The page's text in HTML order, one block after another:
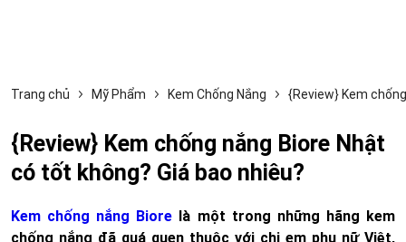
Trang chủ Mỹ Phẩm Kem Chống Nắng {Review} Kem
{Review} Kem chống nắng Biore Nhật
có tốt không? Giá bao nhiêu?
Kem chống nắng Biore là một trong những hãng kem
chống nắng đã quá quen thuộc với chị em phụ nữ Việt,